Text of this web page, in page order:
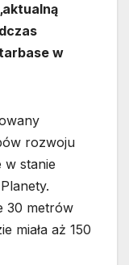
w
rozwoju
w stanie
30 metrów
miała aż 150